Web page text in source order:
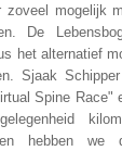
zoveel mogelijk
De
het alternatief
Sjaak
Spine Race"
hebben we